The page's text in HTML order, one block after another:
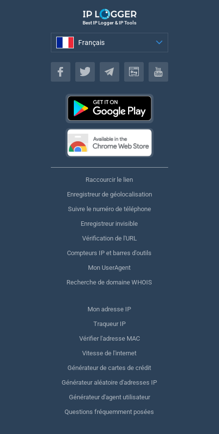
Best IP Logger & IP Tools
Français
Français
Raccourcir le lien
Enregistreur de géolocalisation
Suivre le numéro de téléphone
Enregistreur invisible
Vérification de l'URL
Compteurs IP et barres d'outils
Mon UserAgent
Recherche de domaine WHOIS
Mon adresse IP
Traqueur IP
Vérifier l'adresse MAC
Vitesse de l'internet
Générateur de cartes de crédit
Générateur aléatoire d'adresses IP
Générateur d'agent utilisateur
Questions fréquemment posées